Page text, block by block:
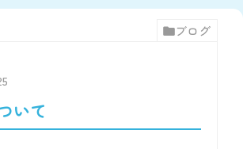
ブログ
いて